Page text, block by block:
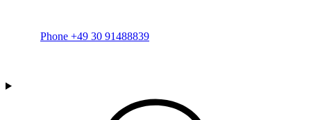
Phone +49 30 91488839